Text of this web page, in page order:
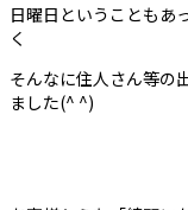
日曜日ということもあ
く
そんなに住人さん等の
ました(^ ^)